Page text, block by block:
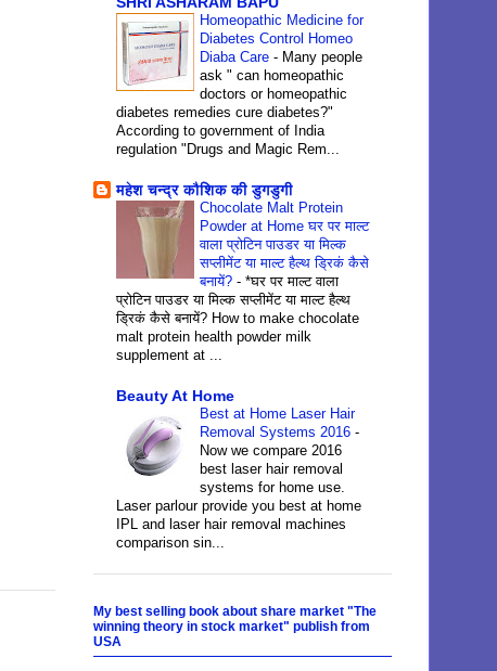
Homeopathic Medicine for
Diabetes Control Homeo
Diaba Care - Many people
ask " can homeopathic
doctors or homeopathic
diabetes remedies cure diabetes?"
According to government of India
regulation "Drugs and Magic Rem...
महेश चन्द्र कौशिक की डुगडुगी
Chocolate Malt Protein
Powder at Home घर पर माल्ट
वाला प्रोटिन पाउडर या मिल्क
सप्लीमेंट या माल्ट हैल्थ ड्रिकं कैसे
बनायें? - *घर पर माल्ट वाला
प्रोटिन पाउडर या मिल्क सप्लीमेंट या माल्ट हैल्थ
ड्रिकं कैसे बनायें? How to make chocolate
malt protein health powder milk
supplement at ...
Beauty At Home
Best at Home Laser Hair
Removal Systems 2016 -
Now we compare 2016
best laser hair removal
systems for home use.
Laser parlour provide you best at home
IPL and laser hair removal machines
comparison sin...
My best selling book about share market "The
winning theory in stock market" publish from
USA